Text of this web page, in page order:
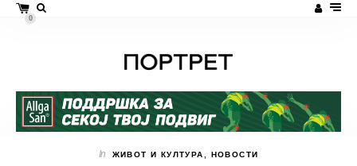
0
In ЖИВОТ И КУЛТУРА НОВОСТИ